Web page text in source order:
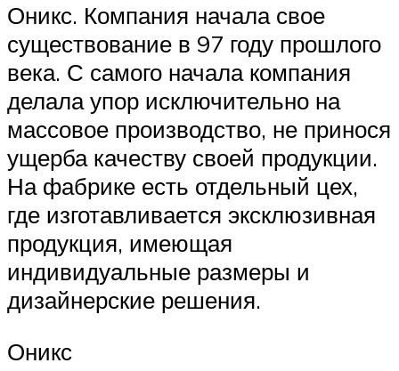
Оникс. Компания начала свое
существование в 97 году прошлого
века. С самого начала компания
делала упор исключительно на
массовое производство, не принося
ущерба качеству своей продукции.
На фабрике есть отдельный цех,
где изготавливается эксклюзивная
продукция, имеющая
индивидуальные размеры и
дизайнерские решения.
Оникс